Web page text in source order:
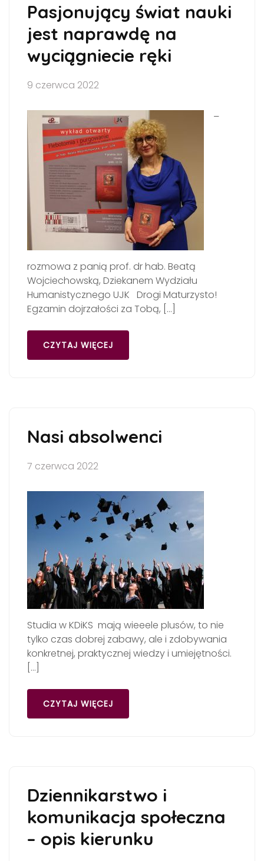
Pasjonujący świat nauki
jest naprawdę na
wyciągniecie ręki
9 czerwca 2022
–
rozmowa z panią prof. dr hab. Beatą
Wojciechowską, Dziekanem Wydziału
Humanistycznego UJK Drogi Maturzysto!
Egzamin dojrzałości za Tobą, […]
CZYTAJ WIĘCEJ
Nasi absolwenci
7 czerwca 2022
Studia w KDiKS mają wieeele plusów, to nie
tylko czas dobrej zabawy, ale i zdobywania
konkretnej, praktycznej wiedzy i umiejętności.
[…]
CZYTAJ WIĘCEJ
Dziennikarstwo i
komunikacja społeczna
– opis kierunku